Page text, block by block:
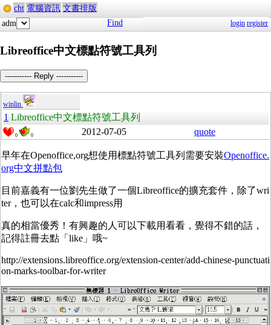
cht 電腦資訊 文書排版
adm
Find login register
Libreoffice中文標點符號工具列
----------- Reply -----------
winlin
1 Libreoffice中文標點符號工具列
0 0 2012-07-05 quote
早年在Openoffice,org想使用標點符號工具列需要安裝Openoffice.
org中文拼點包
目前嘉義有一位劉先生做了一個Libreoffice的擴充套件，除了wri
ter，也可以在calc和impress用
真的相當優秀！有興趣的人可以下載用看看，覺得不錯的話，
記得註冊去點「like」哦~
http://extensions.libreoffice.org/extension-center/add-chinese-punctuati
on-marks-toolbar-for-writer